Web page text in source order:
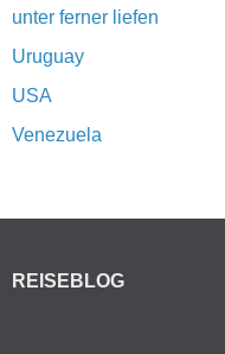
unter ferner liefen
Uruguay
USA
Venezuela
REISEBLOG